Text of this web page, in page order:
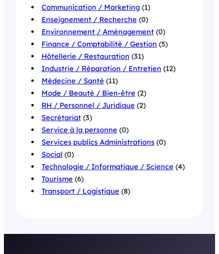
Communication / Marketing(1)
Enseignement / Recherche (0)
Environnement / Aménagement(0)
Finance / Comptabilité / Gestion (5)
Hôtellerie / Restauration (31)
Industrie / Réparation / Entretien (12)
Médecine / Santé (11)
Mode / Beauté / Bien-être (2)
RH / Personnel / Juridique (2)
Secrétariat(3)
Service à la personne (0)
Services publics Administrations(0)
Social (0)
Technologie / Informatique / Science (4)
Tourisme (6)
Transport / Logistique (8)